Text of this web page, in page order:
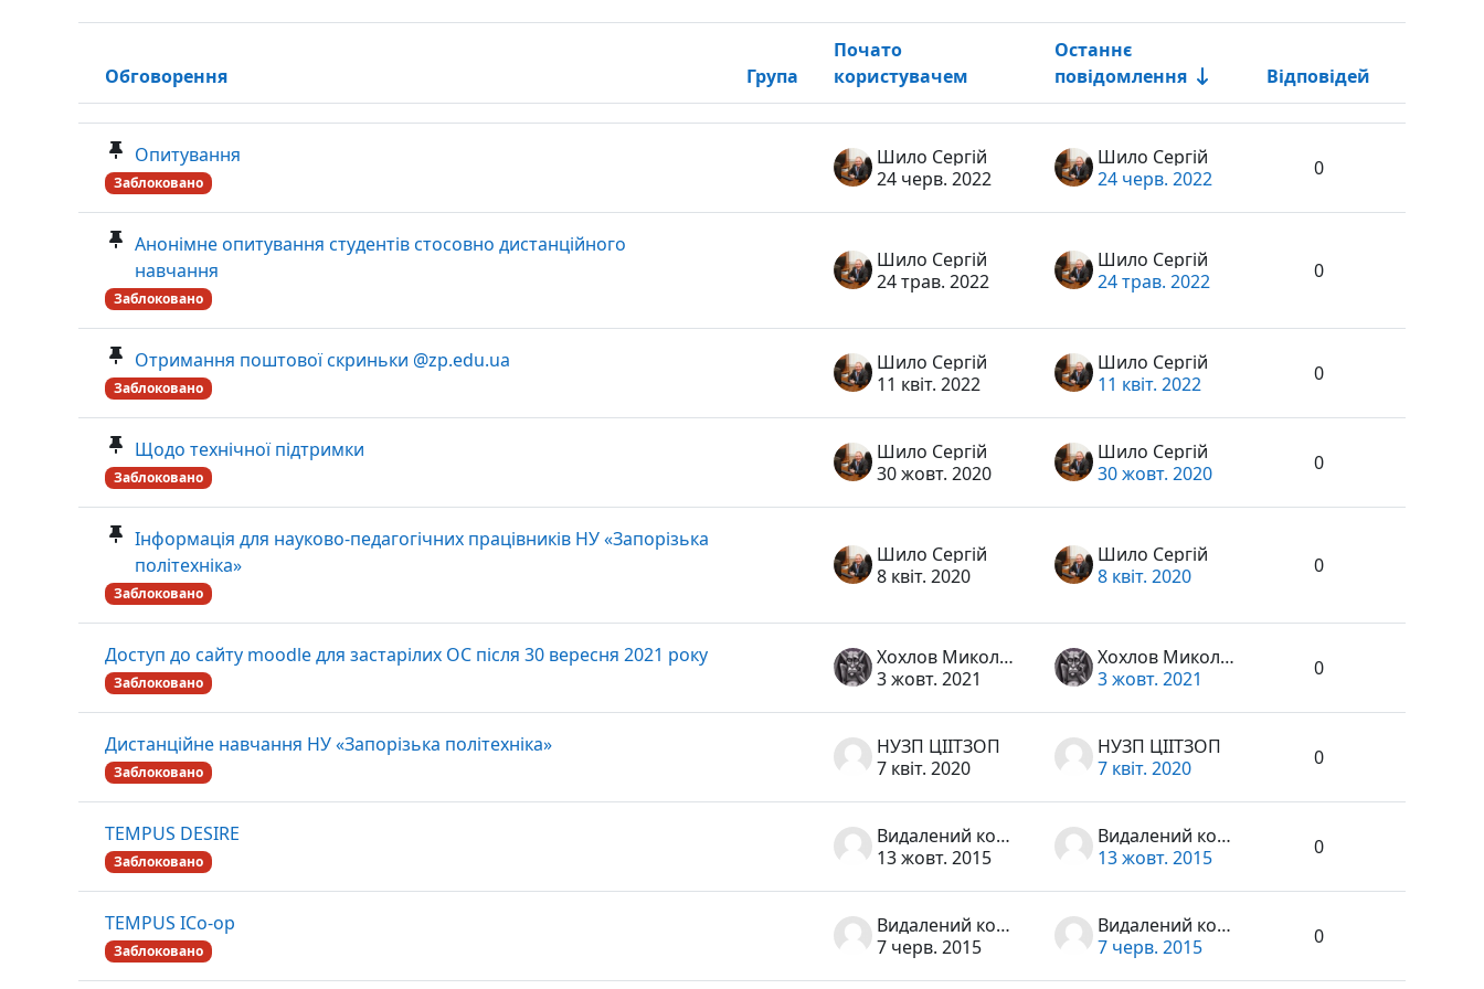
Статус
Обговорення Група
Почато
користувачем
Останнє
повідомлення
Відповідей
Дії
Опитування
Заблоковано
Шило Сергій
24 черв. 2022
Шило Сергій
24 черв. 2022
0
Анонімне опитування студентів стосовно дистанційного
навчання
Заблоковано
Шило Сергій
24 трав. 2022
Шило Сергій
24 трав. 2022
0
Отримання поштової скриньки @zp.edu.ua
Заблоковано
Шило Сергій
11 квіт. 2022
Шило Сергій
11 квіт. 2022
0
Щодо технічної підтримки
Заблоковано
Шило Сергій
30 жовт. 2020
Шило Сергій
30 жовт. 2020
0
Інформація для науково-педагогічних працівників НУ «Запорізька
політехніка»
Заблоковано
Шило Сергій
8 квіт. 2020
Шило Сергій
8 квіт. 2020
0
Доступ до сайту moodle для застарілих ОС після 30 вересня 2021 року
Заблоковано
Хохлов Микола Миколайович
3 жовт. 2021
Хохлов Микола Миколайович
3 жовт. 2021
0
Дистанційне навчання НУ «Запорізька політехніка»
Заблоковано
НУЗП ЦІІТЗОП
7 квіт. 2020
НУЗП ЦІІТЗОП
7 квіт. 2020
0
TEMPUS DESIRE
Заблоковано
Видалений користувач
13 жовт. 2015
Видалений користувач
13 жовт. 2015
0
TEMPUS ICo-op
Заблоковано
Видалений користувач
7 черв. 2015
Видалений користувач
7 черв. 2015
0